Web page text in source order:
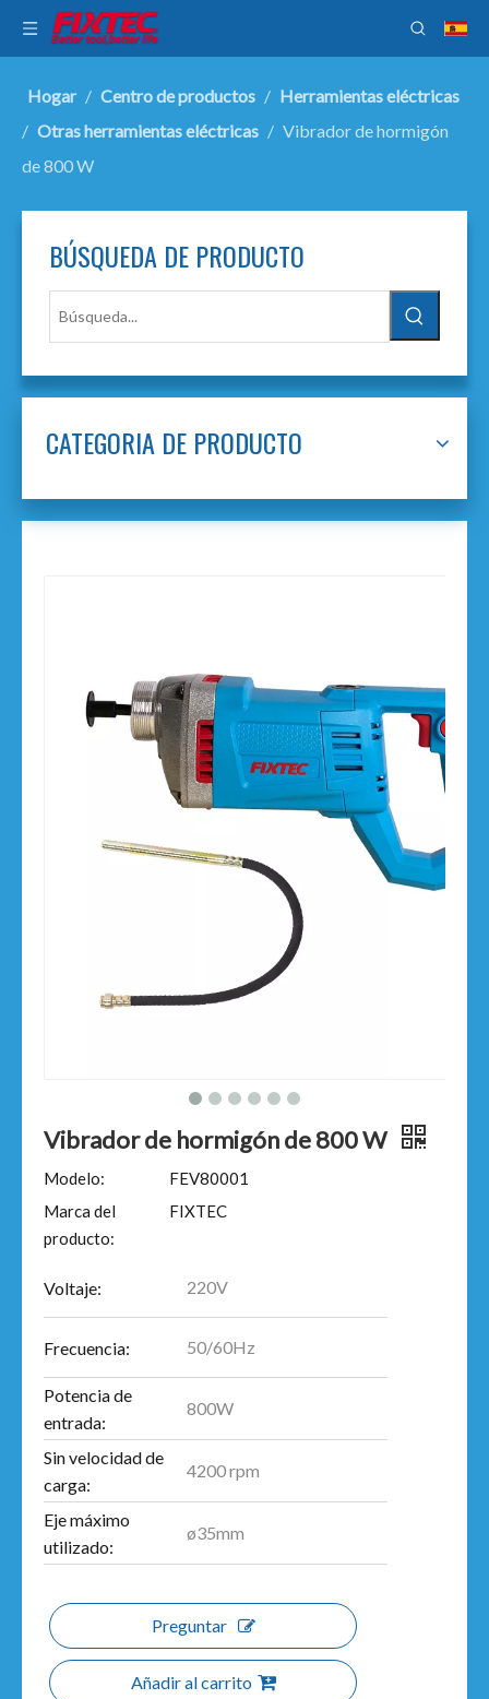
Hogar / Centro de productos / Herramientas eléctricas
/ Otras herramientas eléctricas / Vibrador de hormigón
de 800 W
BÚSQUEDA DE PRODUCTO
CATEGORIA DE PRODUCTO
Vibrador de hormigón de 800 W
Modelo:
FEV80001
Marca del
producto:
FIXTEC
Voltaje: 220V
Frecuencia: 50/60Hz
Potencia de
entrada:
800W
Sin velocidad de
carga:
4200 rpm
Eje máximo
utilizado:
ø35mm
Preguntar
Añadir al carrito